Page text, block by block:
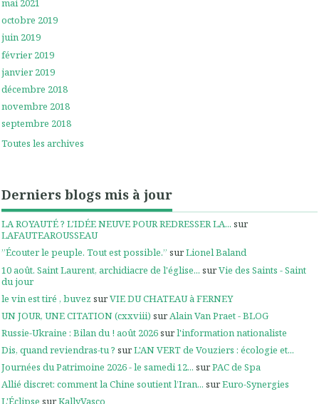
mai 2021
octobre 2019
juin 2019
février 2019
janvier 2019
décembre 2018
novembre 2018
septembre 2018
Toutes les archives
Derniers blogs mis à jour
LA ROYAUTÉ ? L'IDÉE NEUVE POUR REDRESSER LA... sur
LAFAUTEAROUSSEAU
”Écouter le peuple. Tout est possible.” surLionel Baland
10 août. Saint Laurent, archidiacre de l'église... surVie des Saints - Saint
du jour
le vin est tiré , buvez surVIE DU CHATEAU à FERNEY
UN JOUR, UNE CITATION (cxxviii) surAlain Van Praet - BLOG
Russie-Ukraine : Bilan du ! août 2026surl'information nationaliste
Dis, quand reviendras-tu ? surL'AN VERT de Vouziers : écologie et...
Journées du Patrimoine 2026 - le samedi 12... surPAC de Spa
Allié discret: comment la Chine soutient l’Iran... surEuro-Synergies